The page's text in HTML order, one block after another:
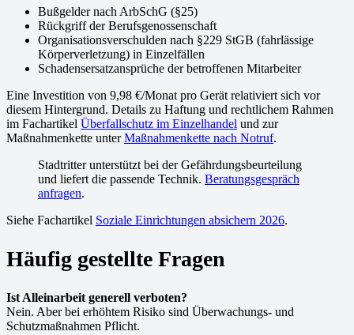
Bußgelder nach ArbSchG (§25)
Rückgriff der Berufsgenossenschaft
Organisationsverschulden nach §229 StGB (fahrlässige
Körperverletzung) in Einzelfällen
Schadensersatzansprüche der betroffenen Mitarbeiter
Eine Investition von 9,98 €/Monat pro Gerät relativiert sich vor
diesem Hintergrund. Details zu Haftung und rechtlichem Rahmen
im Fachartikel Überfallschutz im Einzelhandel und zur
Maßnahmenkette unterMaßnahmenkette nach Notruf.
Stadtritter unterstützt bei der Gefährdungsbeurteilung
und liefert die passende Technik. Beratungsgespräch
anfragen.
Siehe Fachartikel Soziale Einrichtungen absichern 2026.
Häufig gestellte Fragen
Ist Alleinarbeit generell verboten?
Nein. Aber bei erhöhtem Risiko sind Überwachungs- und
Schutzmaßnahmen Pflicht.